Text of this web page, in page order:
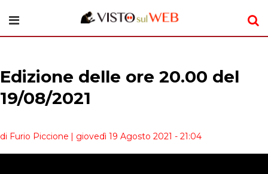
Edizione delle ore 20.00 del
19/08/2021
di Furio Piccione | giovedì 19 Agosto 2021 - 21:04